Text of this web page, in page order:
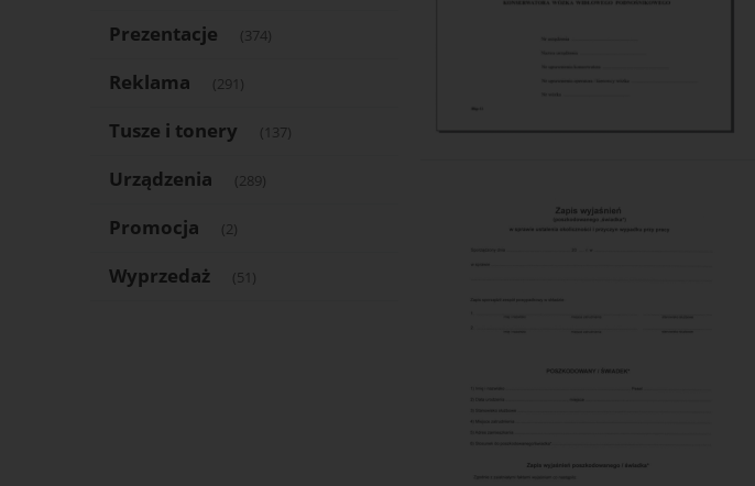
Prezentacje (374)
Reklama (291)
Tusze i tonery (137)
Urządzenia (289)
Promocja (2)
Wyprzedaż (51)